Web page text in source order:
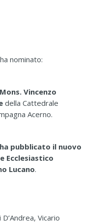
nominato:
Vincenzo
della Cattedrale
Acerno.
pubblicato il nuovo
Ecclesiastico
Lucano.
Vicario